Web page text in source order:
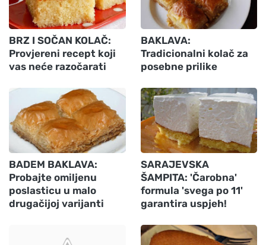
BRZ I SOČAN KOLAČ:
Provjereni recept koji
vas neće razočarati
BAKLAVA:
Tradicionalni kolač za
posebne prilike
BADEM BAKLAVA:
Probajte omiljenu
poslasticu u malo
drugačijoj varijanti
SARAJEVSKA
ŠAMPITA: 'Čarobna'
formula 'svega po 11'
garantira uspjeh!